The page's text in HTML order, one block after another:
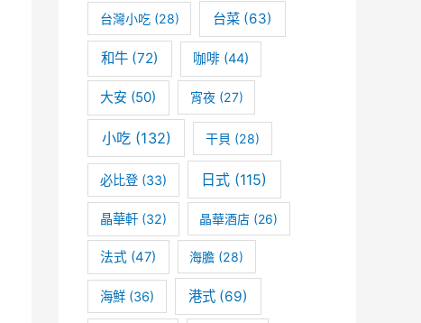
台灣小吃(28) 台菜 (63)
和牛(72) 咖啡(44)
大安 (50) 宵夜(27)
小吃(132) 干貝 (28)
必比登(33) 日式 (115)
晶華軒(32) 晶華酒店 (26)
法式 (47) 海膽 (28)
海鮮 (36) 港式(69)